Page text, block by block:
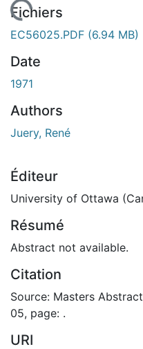
En cours de chargement...
Fichiers
EC56025.PDF (6.94 MB)
Date
1971
Authors
Juery, René
Éditeur
University of Ottawa
Résumé
Abstract not available.
Citation
Source: Masters
05, page: .
URI